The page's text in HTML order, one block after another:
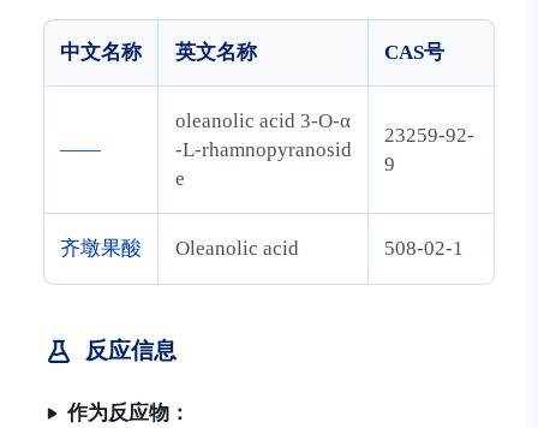
中文名称 英文名称 CAS号
——
oleanolic acid 3-O-α
-L-rhamnopyranosid
e
23259-92-
9
齐墩果酸 Oleanolic acid 508-02-1
反应信息
作为反应物：